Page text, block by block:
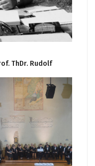
ThDr. Rudolf